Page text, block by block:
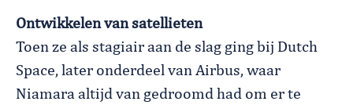
Ontwikkelen van satellieten
Toen ze als stagiair aan de slag ging bij Dutch
Space, later onderdeel van Airbus, waar
Niamara altijd van gedroomd had om er te